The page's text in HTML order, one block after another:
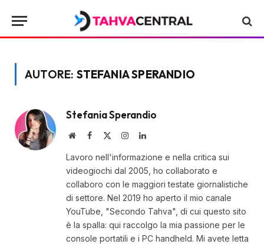
AUTORE: STEFANIA SPERANDIO
Stefania Sperandio
WebsiteFacebook InstagramLinkedIn
Lavoro nell'informazione e nella critica sui
videogiochi dal 2005, ho collaborato e
collaboro con le maggiori testate giornalistiche
di settore. Nel 2019 ho aperto il mio canale
YouTube, "Secondo Tahva", di cui questo sito
è la spalla: qui raccolgo la mia passione per le
console portatili e i PC handheld. Mi avete letta